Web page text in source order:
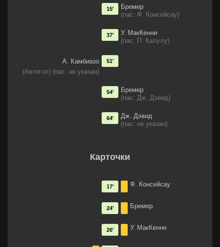
Бремер
(пас: Ф. Консейсау)
15'
У. МакКенни
(пас: П. Калулу)
37'
А. Камбиазо
(Автогол) (пас: не указан)
51'
Бремер
(пас: Дж. Дэвид)
54'
Дж. Дэвид
(пас: не указан)
64'
Карточки
Ф. Консейсау
17'
Бремер
24'
У. МакКенни
26'